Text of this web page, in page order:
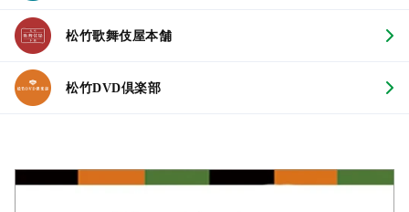
松竹歌舞伎屋本舗
松竹DVD倶楽部